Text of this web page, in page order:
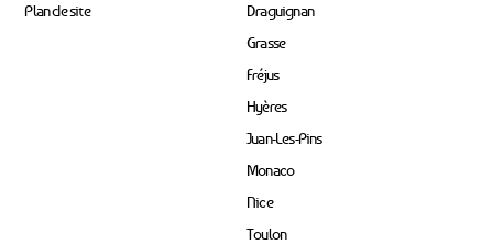
Plan de site
Draguignan
Grasse
Fréjus
Hyères
Juan-Les-Pins
Monaco
Nice
Toulon